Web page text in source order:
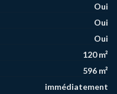
Oui
Oui
Oui
120 m²
596 m²
immédiatement